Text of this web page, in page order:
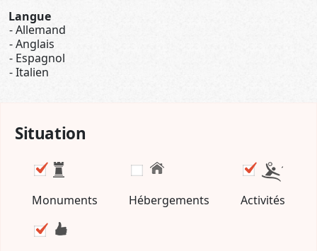
Langue
Allemand
Anglais
Espagnol
Italien
Situation
Monuments Hébergements Activités